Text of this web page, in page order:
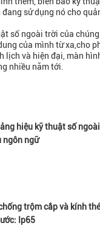
sử dụng nó cho
số ngoài trời của
của mình từ xa,cho
lịch và hiện đại, màn
nhiều năm tới.
hiệu kỹ thuật số
ngôn ngữ
trộm cắp và kính
Ip65